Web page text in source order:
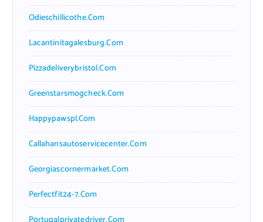
Odieschillicothe.com
Lacantinitagalesburg.com
Pizzadeliverybristol.com
Greenstarsmogcheck.com
Happypawspl.com
Callahansautoservicecenter.com
Georgiascornermarket.com
Perfectfit24-7.com